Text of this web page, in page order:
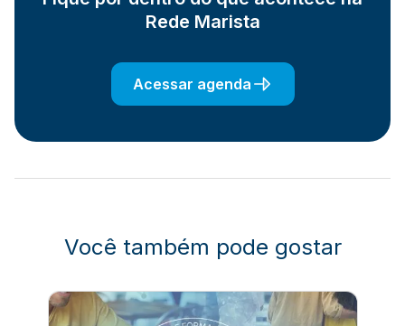
Rede Marista
Acessar agenda
Você também pode gostar